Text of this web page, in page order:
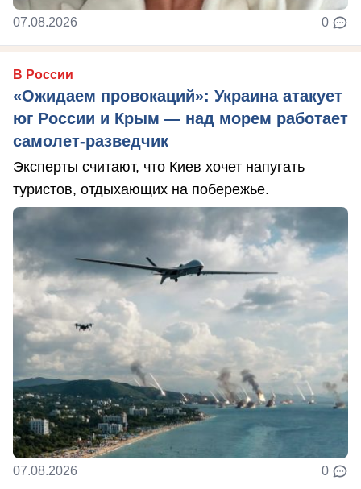
07.08.2026 0
В России
«Ожидаем провокаций»: Украина атакует
юг России и Крым — над морем работает
самолет-разведчик
Эксперты считают, что Киев хочет напугать
туристов, отдыхающих на побережье.
07.08.2026 0